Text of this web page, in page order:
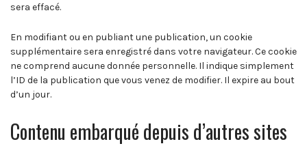
sera effacé.
En modifiant ou en publiant une publication, un cookie
supplémentaire sera enregistré dans votre navigateur. Ce cookie
ne comprend aucune donnée personnelle. Il indique simplement
l’ID de la publication que vous venez de modifier. Il expire au bout
d’un jour.
Contenu embarqué depuis d’autres sites